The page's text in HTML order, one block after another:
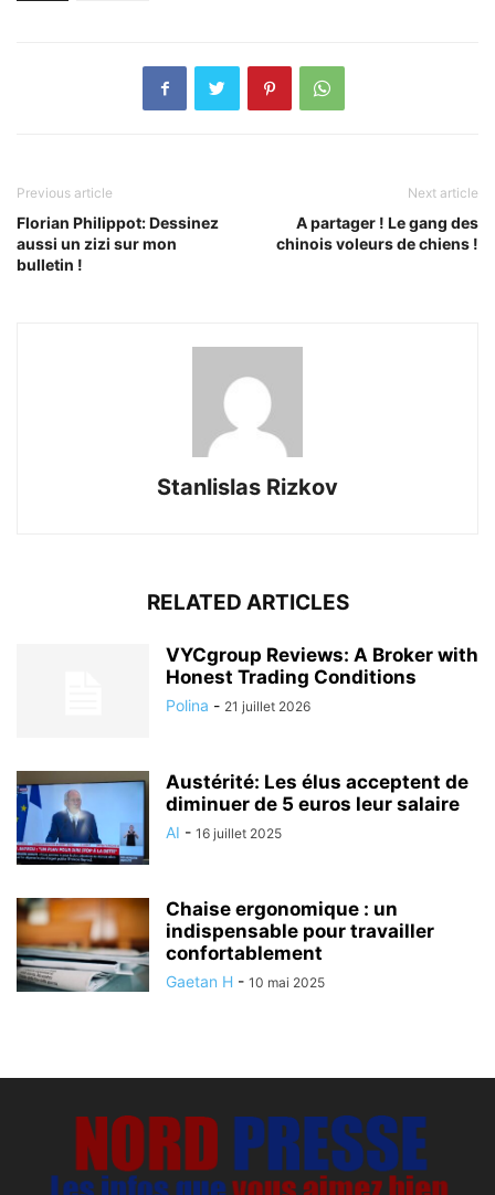
Previous article
Florian Philippot: Dessinez
aussi un zizi sur mon
bulletin !
Next article
A partager ! Le gang des
chinois voleurs de chiens !
Stanlislas Rizkov
RELATED ARTICLES
VYCgroup Reviews: A Broker with
Honest Trading Conditions
Polina - 21 juillet 2026
Austérité: Les élus acceptent de
diminuer de 5 euros leur salaire
AI - 16 juillet 2025
Chaise ergonomique : un
indispensable pour travailler
confortablement
Gaetan H - 10 mai 2025